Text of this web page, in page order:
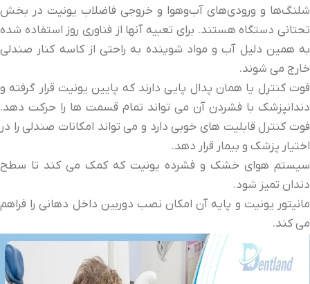
شلنگ‌ها و ورودی‌های آب‌وهوا و خروجی فاضلاب یونیت در بخش
تحتانی دستگاه هستند. برای تعبیه آنها از فناوری روز استفاده شده
به همین دلیل آب و مواد شوینده به راحتی از کاسه کنار صندلی
خارج می شوند.
فوت کنترل یا همان پدال پایی دارند که پایین یونیت قرار گرفته و
دندانپزشک با فشردن آن می تواند تمام قسمت ها را حرکت دهد.
فوت کنترل قابلیت های خوبی دارد و می تواند امکانات صندلی را در
اختیار پزشک و بیمار قرار دهد.
سیستم هوای خشک و فشرده یونیت که کمک می کند تا سطح
دندان تمیز شود.
مانیتور یونیت و پایه آن امکان نصب دوربین داخل دهانی را فراهم
می کند.